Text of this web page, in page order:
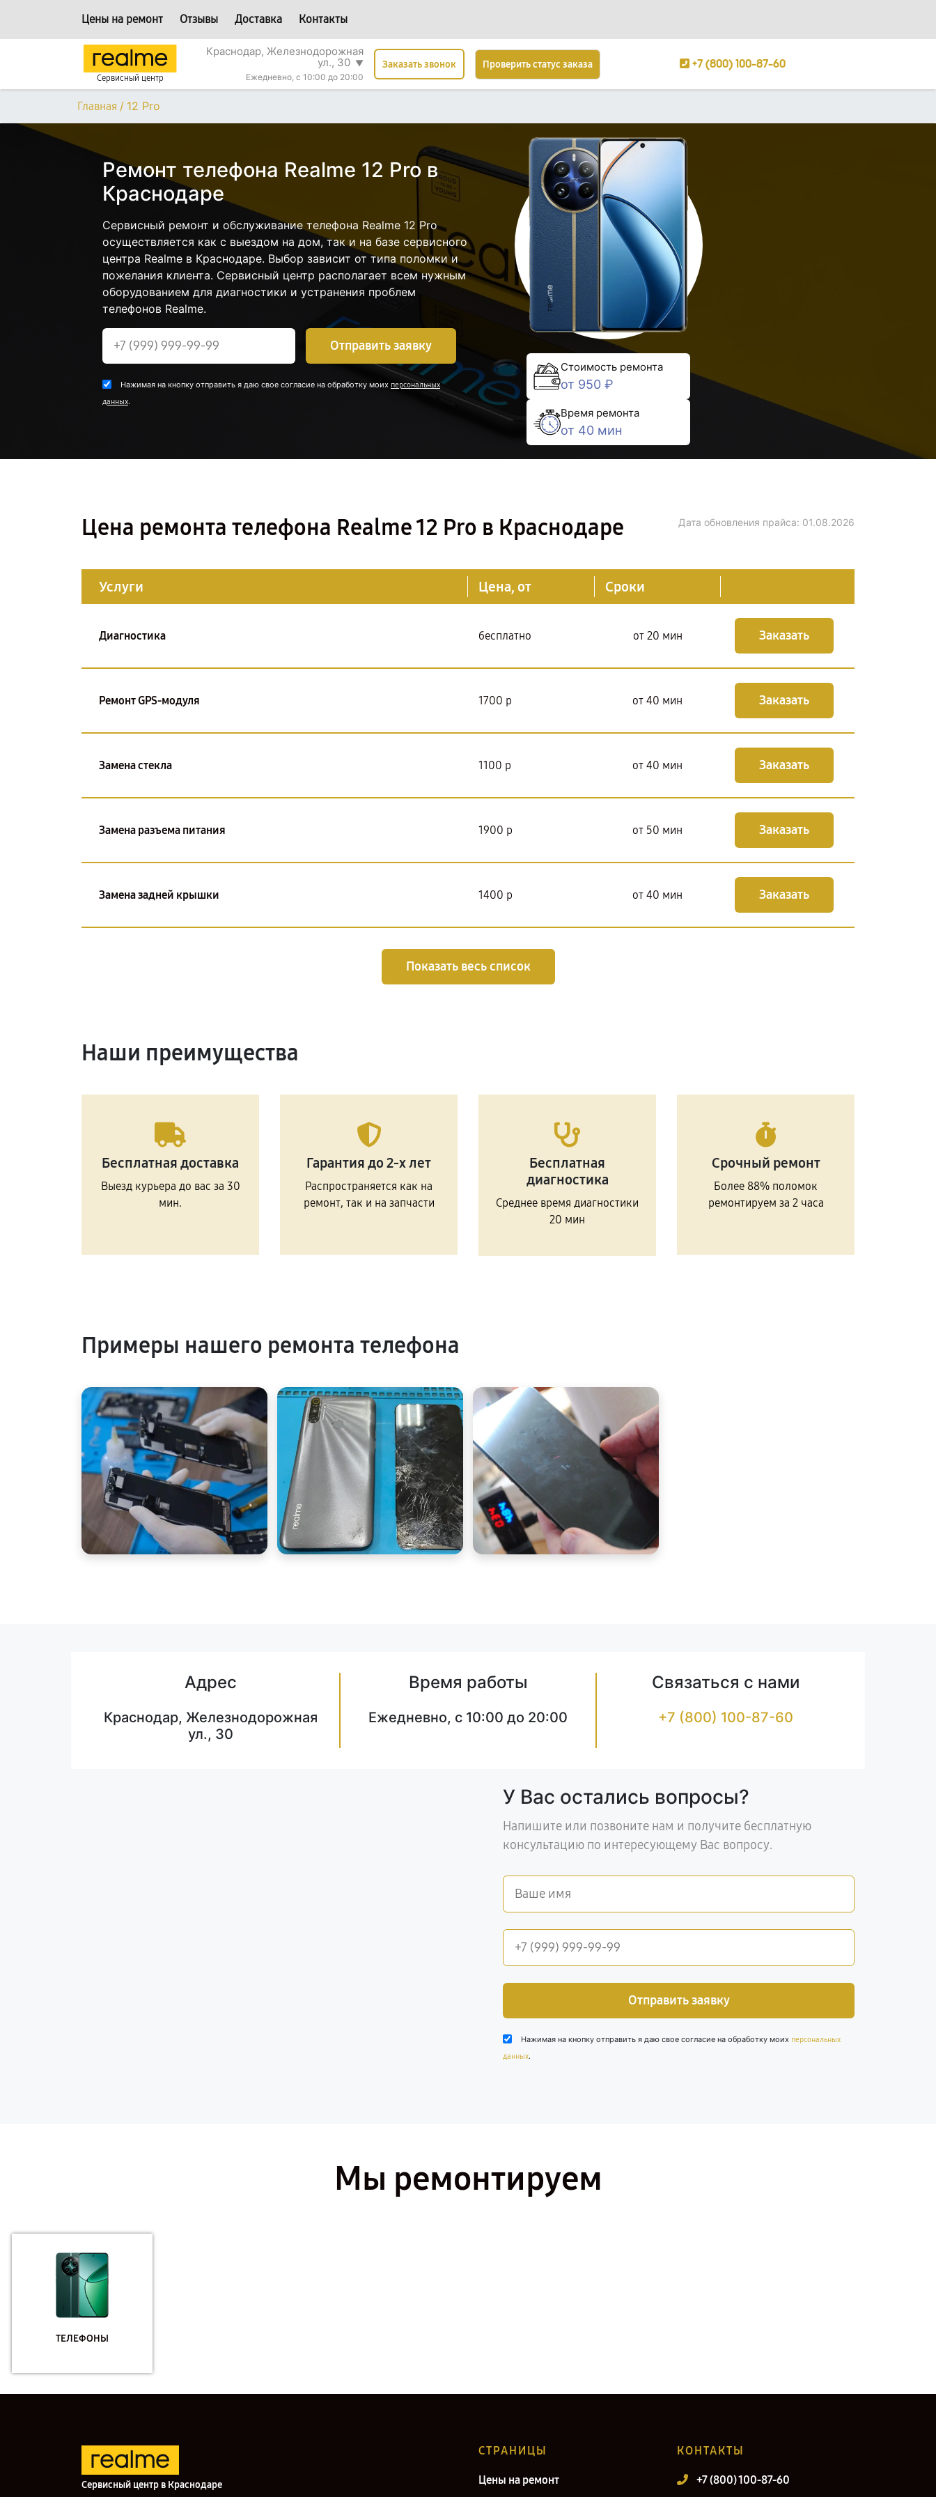
Цены на ремонт Отзывы Доставка Контакты
Сервисный центр
Краснодар, Железнодорожная
ул., 30 ▼
Ежедневно, с 10:00 до 20:00
Заказать звонок Проверить статус заказа +7 (800) 100-87-60
Главная / 12 Pro
Ремонт телефона Realme 12 Pro в
Краснодаре
Сервисный ремонт и обслуживание телефона Realme 12 Pro
осуществляется как с выездом на дом, так и на базе сервисного
центра Realme в Краснодаре. Выбор зависит от типа поломки и
пожелания клиента. Сервисный центр располагает всем нужным
оборудованием для диагностики и устранения проблем
телефонов Realme.
Отправить заявку
Нажимая на кнопку отправить я даю свое согласие на обработку моих персональных
данных.
Стоимость ремонта
от 950 ₽
Время ремонта
от 40 мин
Цена ремонта телефона Realme 12 Pro в Краснодаре Дата обновления прайса: 01.08.2026
Услуги Цена, от Сроки
Диагностика бесплатно от 20 мин Заказать
Ремонт GPS-модуля 1700 р от 40 мин Заказать
Замена стекла 1100 р от 40 мин Заказать
Замена разъема питания 1900 р от 50 мин Заказать
Замена задней крышки 1400 р от 40 мин Заказать
Показать весь список
Наши преимущества
Бесплатная доставка
Выезд курьера до вас за 30
мин.
Гарантия до 2-х лет
Распространяется как на
ремонт, так и на запчасти
Бесплатная
диагностика
Среднее время диагностики
20 мин
Срочный ремонт
Более 88% поломок
ремонтируем за 2 часа
Примеры нашего ремонта телефона
Адрес
Краснодар, Железнодорожная
ул., 30
Время работы
Ежедневно, с 10:00 до 20:00
Связаться с нами
+7 (800) 100-87-60
У Вас остались вопросы?
Напишите или позвоните нам и получите бесплатную
консультацию по интересующему Вас вопросу.
Отправить заявку
Нажимая на кнопку отправить я даю свое согласие на обработку моих персональных
данных.
Мы ремонтируем
ТЕЛЕФОНЫ
Сервисный центр в Краснодаре
СТРАНИЦЫ
Цены на ремонт
КОНТАКТЫ
+7 (800) 100-87-60